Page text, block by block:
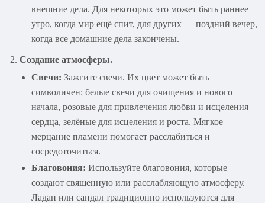
внешние дела. Для некоторых это может быть раннее
утро, когда мир ещё спит, для других — поздний вечер,
когда все домашние дела закончены.
Создание атмосферы.
Свечи: Зажгите свечи. Их цвет может быть
символичен: белые свечи для очищения и нового
начала, розовые для привлечения любви и исцеления
сердца, зелёные для исцеления и роста. Мягкое
мерцание пламени помогает расслабиться и
сосредоточиться.
Благовония: Используйте благовония, которые
создают священную или расслабляющую атмосферу.
Ладан или сандал традиционно используются для